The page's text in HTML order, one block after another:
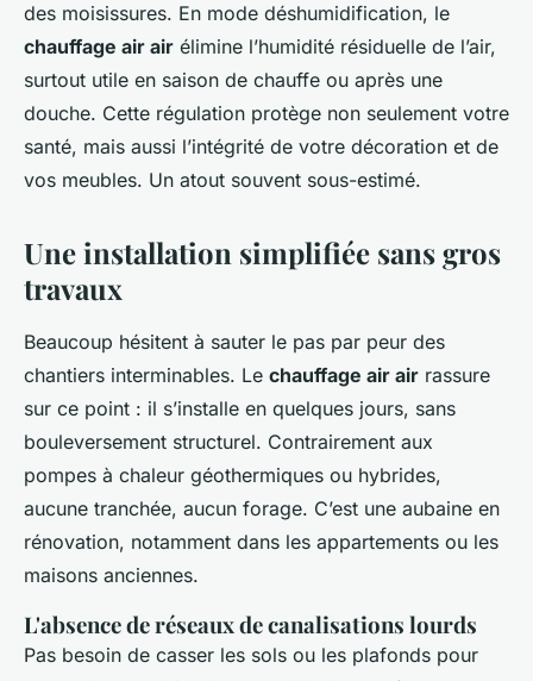
des moisissures. En mode déshumidification, le
chauffage air air élimine l’humidité résiduelle de l’air,
surtout utile en saison de chauffe ou après une
douche. Cette régulation protège non seulement votre
santé, mais aussi l’intégrité de votre décoration et de
vos meubles. Un atout souvent sous-estimé.
Une installation simplifiée sans gros
travaux
Beaucoup hésitent à sauter le pas par peur des
chantiers interminables. Le chauffage air air rassure
sur ce point : il s’installe en quelques jours, sans
bouleversement structurel. Contrairement aux
pompes à chaleur géothermiques ou hybrides,
aucune tranchée, aucun forage. C’est une aubaine en
rénovation, notamment dans les appartements ou les
maisons anciennes.
L'absence de réseaux de canalisations lourds
Pas besoin de casser les sols ou les plafonds pour